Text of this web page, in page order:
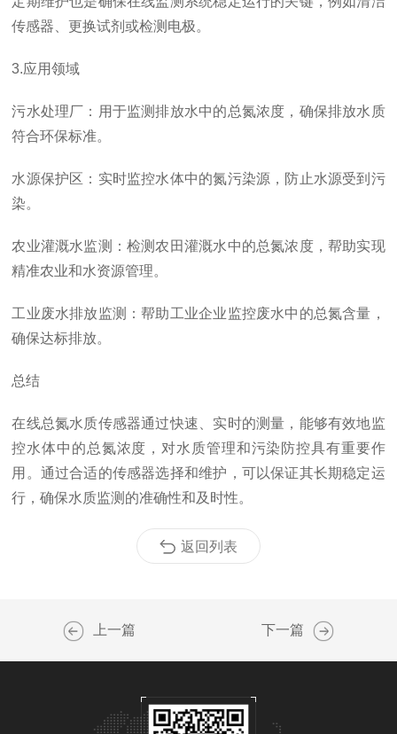
传感器、更换试剂或检测电极。
3.应用领域
污水处理厂：用于监测排放水中的总氮浓度，确保排放水质
符合环保标准。
水源保护区：实时监控水体中的氮污染源，防止水源受到污
染。
农业灌溉水监测：检测农田灌溉水中的总氮浓度，帮助实现
精准农业和水资源管理。
工业废水排放监测：帮助工业企业监控废水中的总氮含量，
确保达标排放。
总结
在线总氮水质传感器通过快速、实时的测量，能够有效地监
控水体中的总氮浓度，对水质管理和污染防控具有重要作
用。通过合适的传感器选择和维护，可以保证其长期稳定运
行，确保水质监测的准确性和及时性。
返回列表
上一篇 下一篇